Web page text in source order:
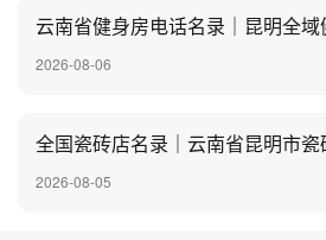
云南省健身房电话名录｜昆明全
2026-08-06
全国瓷砖店名录｜云南省昆明市
2026-08-05